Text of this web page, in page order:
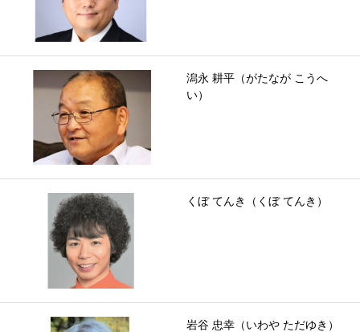
潟永 耕平（がたなが こうへ
い）
くぼ てんき（くぼ てんき）
岩谷 忠幸（いわや ただゆき）